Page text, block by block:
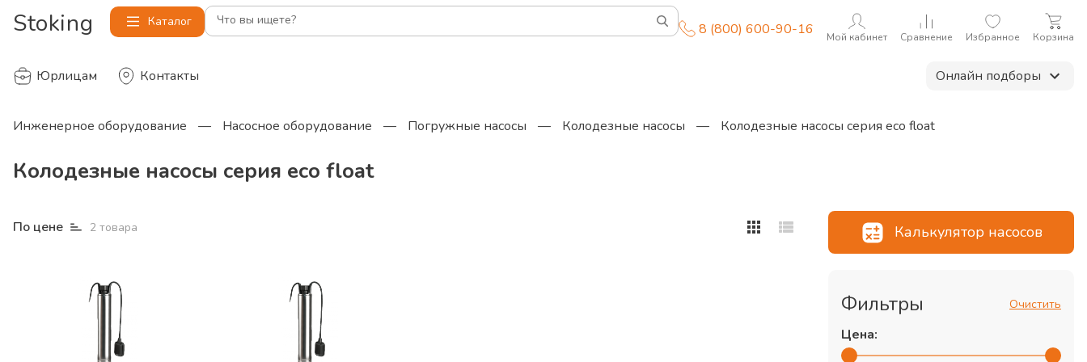
Stoking Каталог Что вы ищете? 8 (800) 600-90-16 Мой кабинет Сравнение Избранное Корзина
Юрлицам Контакты Онлайн подборы
Инженерное оборудование — Насосное оборудование — Погружные насосы — Колодезные насосы — Колодезные насосы серия eco float
Колодезные насосы серия eco float
По цене 2 товара Калькулятор насосов
Фильтры Очистить
Цена: